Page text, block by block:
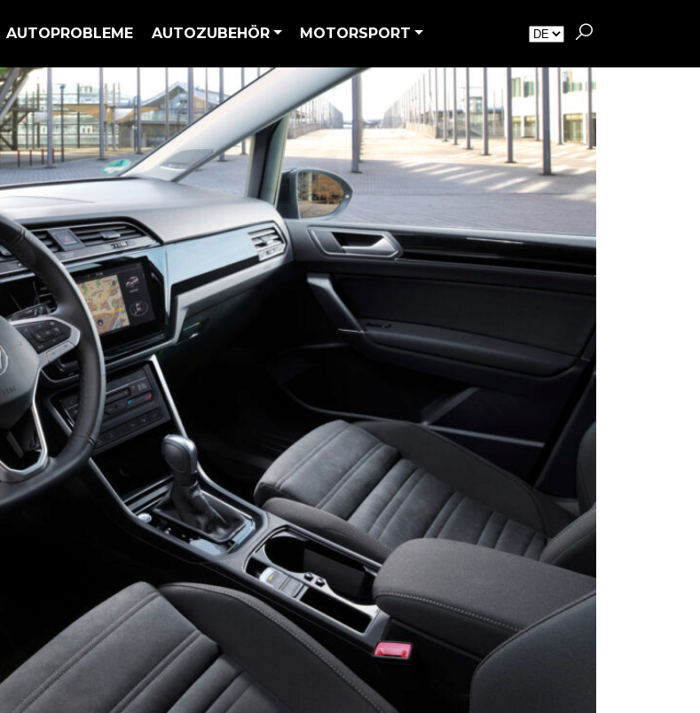
AUTOPROBLEME AUTOZUBEHÖR MOTORSPORT